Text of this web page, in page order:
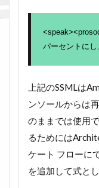
パーセントに
上記のSSMLは
ンソールからは
のままでは使用
るためには
ケート フローに
を追加して式と